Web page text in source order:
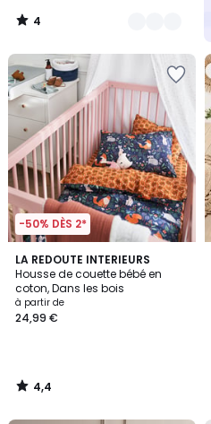
4
/
-50% DÈS 2*
LA REDOUTE INTERIEURS
Housse de couette bébé en
coton, Dans les bois
à partir de
24,99 €
4,4
/ 5
4,4
/